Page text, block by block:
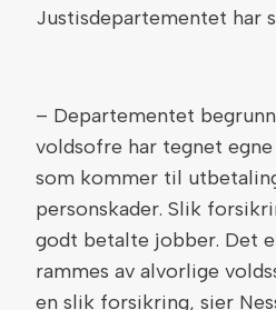
Justisdepartementet har
– Departementet
voldsofre har tegnet
som kommer til
personskader. Slik
godt betalte jobber. Det
rammes av alvorlige
en slik forsikring, sier